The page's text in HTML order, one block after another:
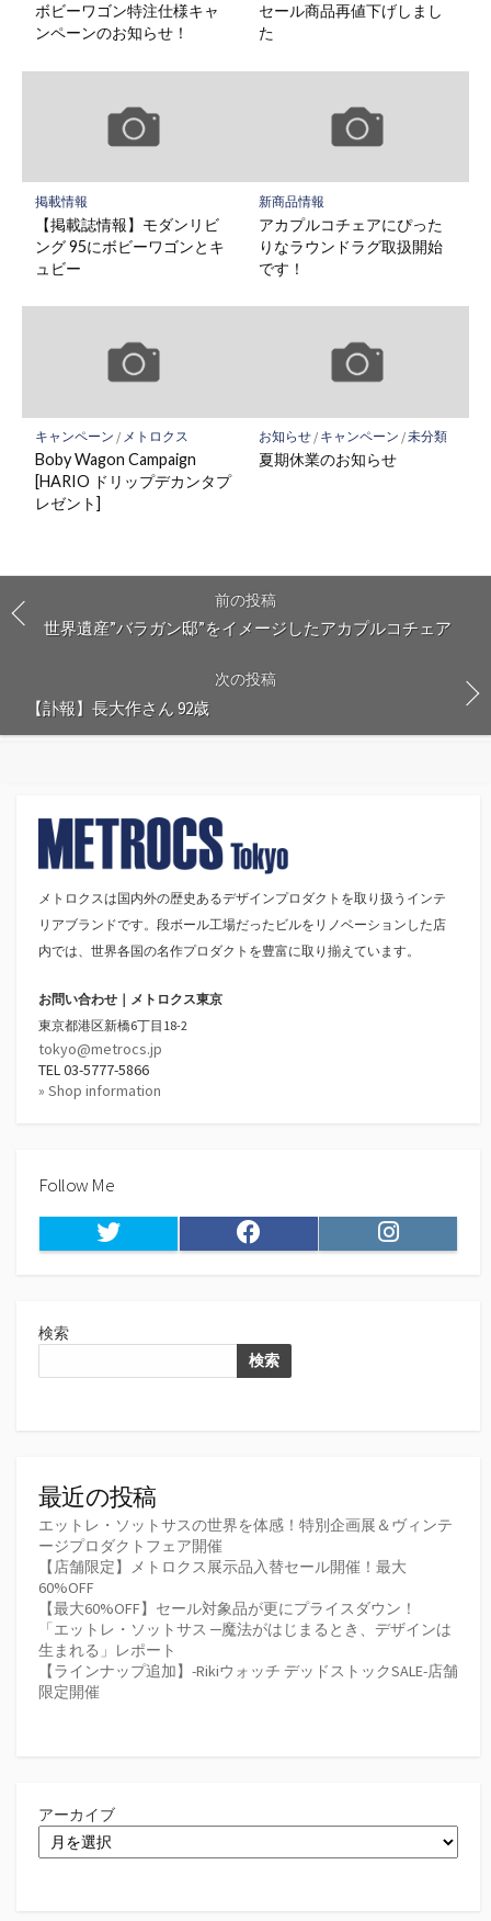
ボビーワゴン特注仕様キャ
ンペーンのお知らせ！
セール商品再値下げしまし
た
掲載情報
【掲載誌情報】モダンリビ
ング 95にボビーワゴンとキ
ュビー
新商品情報
アカプルコチェアにぴった
りなラウンドラグ取扱開始
です！
キャンペーン / メトロクス
Boby Wagon Campaign
[HARIO ドリップデカンタプ
レゼント]
お知らせ/ キャンペーン /未分類
夏期休業のお知らせ
前の投稿
世界遺産”バラガン邸”をイメージしたアカプルコチェア
次の投稿
【訃報】長大作さん 92歳
メトロクスは国内外の歴史あるデザインプロダクトを取り扱うインテ
リアブランドです。段ボール工場だったビルをリノベーションした店
内では、世界各国の名作プロダクトを豊富に取り揃えています。
お問い合わせ｜メトロクス東京
東京都港区新橋6丁目18-2
tokyo@metrocs.jp
TEL 03-5777-5866
» Shop information
Follow Me
Twitter Facebook Instagram
検索
検索
最近の投稿
エットレ・ソットサスの世界を体感！特別企画展＆ヴィンテ
ージプロダクトフェア開催
【店舗限定】メトロクス展示品入替セール開催！最大
60%OFF
【最大60%OFF】セール対象品が更にプライスダウン！
「エットレ・ソットサス ─魔法がはじまるとき、デザインは
生まれる」レポート
【ラインナップ追加】-Rikiウォッチ デッドストックSALE-店舗
限定開催
アーカイブ